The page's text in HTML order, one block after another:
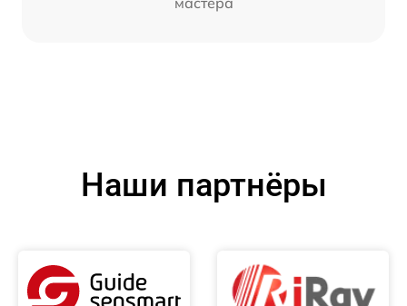
Наши партнёры